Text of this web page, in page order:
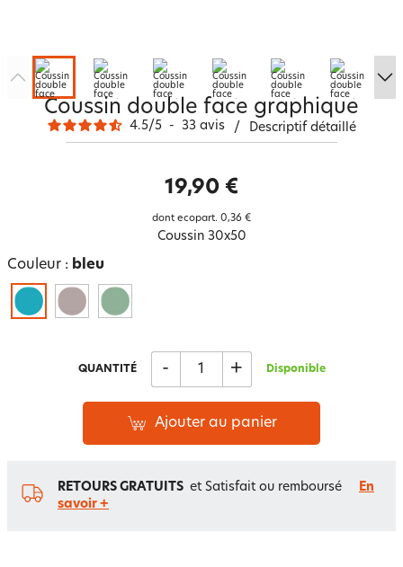
Coussin double face graphique
4.5/5 - 33 avis / Descriptif détaillé
19,90 €
dont ecopart. 0,36 €
Coussin 30x50
Couleur : bleu
QUANTITÉ - + Disponible
Ajouter au panier
RETOURS GRATUITS et Satisfait ou remboursé
En
savoir +